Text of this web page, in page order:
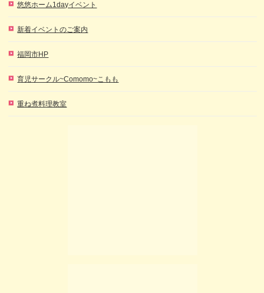
悠悠ホーム1dayイベント
新着イベントのご案内
福岡市HP
育児サークル~Comomo~こもも
重ね煮料理教室